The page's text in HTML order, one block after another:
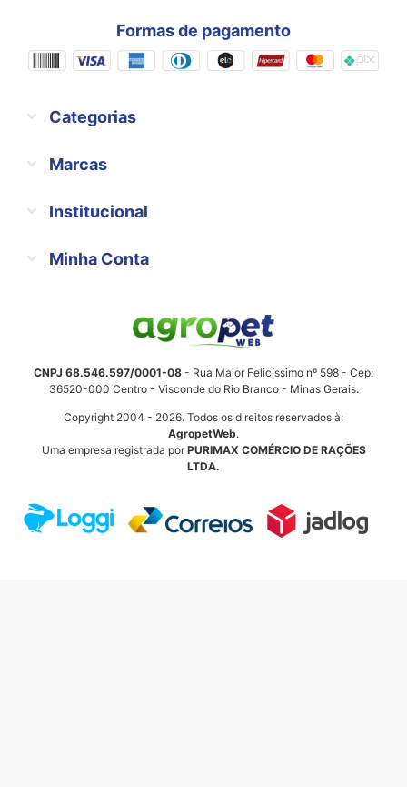
Formas de pagamento
Categorias
Marcas
Institucional
Minha Conta
CNPJ 68.546.597/0001-08 - Rua Major Felicíssimo nº 598 - Cep:
36520-000 Centro - Visconde do Rio Branco - Minas Gerais.
Copyright 2004 - 2026. Todos os direitos reservados à:
AgropetWeb.
Uma empresa registrada porPURIMAX COMÉRCIO DE RAÇÕES
LTDA.